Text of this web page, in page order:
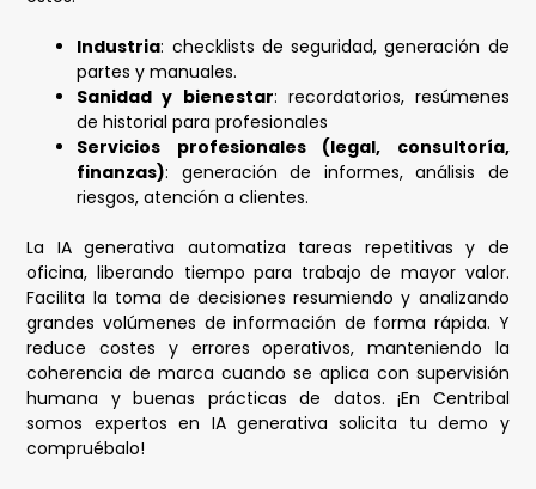
Industria: checklists de seguridad, generación de
partes y manuales.
Sanidad y bienestar: recordatorios, resúmenes
de historial para profesionales
Servicios profesionales (legal, consultoría,
finanzas): generación de informes, análisis de
riesgos, atención a clientes.
La IA generativa automatiza tareas repetitivas y de
oficina, liberando tiempo para trabajo de mayor valor.
Facilita la toma de decisiones resumiendo y analizando
grandes volúmenes de información de forma rápida. Y
reduce costes y errores operativos, manteniendo la
coherencia de marca cuando se aplica con supervisión
humana y buenas prácticas de datos. ¡En Centribal
somos expertos en IA generativa solicita tu demo y
compruébalo!